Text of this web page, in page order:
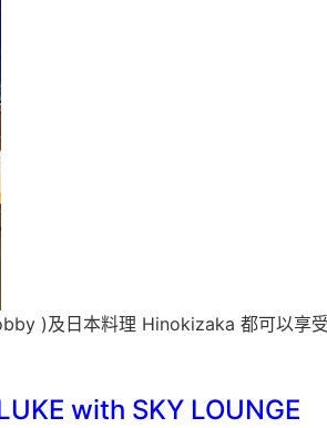
)及日本料理 Hinokizaka 都可以享
with SKY LOUNGE